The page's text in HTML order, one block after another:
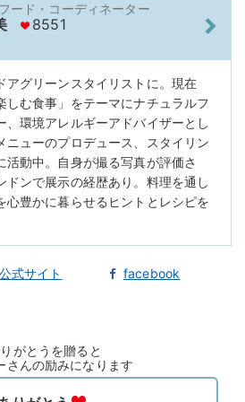
ード・コーディネーター
8551
アグリーンスタイリストに。現在
しむ食事」をテーマにナチュラルフ
、環境アレルギーアドバイザーとし
ニューのプロデュース、スタイリン
活動中。自身が撮る写真が評価さ
ドンで展示の経歴あり。料理を通し
心豊かに暮らせるヒントとレシピを
公式サイト facebook
がとうを贈ると
さんの励みになります